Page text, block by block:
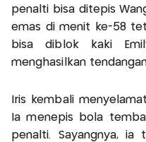
penalti bisa ditepis
emas di menit ke-58
bisa diblok kaki
menghasilkan
Iris kembali
Ia menepis bola
penalti. Sayangnya,